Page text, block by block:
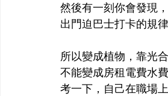
然後有一刻你會發現
出門迫巴士打卡的規
所以變成植物，靠光
不能變成房租電費水
考一下，自己在職場